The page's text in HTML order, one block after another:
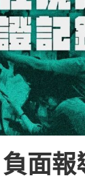
面